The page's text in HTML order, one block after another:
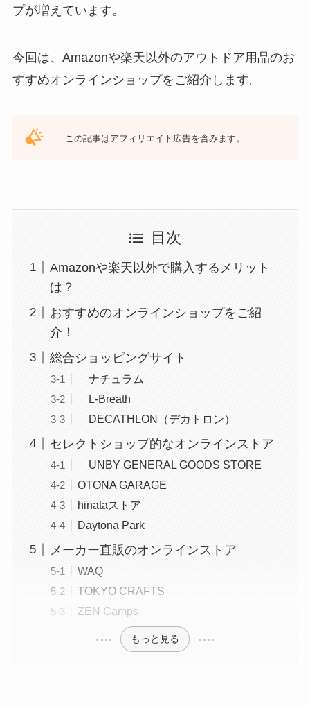
プが増えています。
今回は、Amazonや楽天以外のアウトドア用品のお
すすめオンラインショップをご紹介します。
この記事はアフィリエイト広告を含みます。
目次
Amazonや楽天以外で購入するメリット
は？
おすすめのオンラインショップをご紹
介！
総合ショッピングサイト
ナチュラム
L-Breath
DECATHLON（デカトロン）
セレクトショップ的なオンラインストア
UNBY GENERAL GOODS STORE
OTONA GARAGE
hinataストア
Daytona Park
メーカー直販のオンラインストア
WAQ
TOKYO CRAFTS
ZEN Camps
もっと見る